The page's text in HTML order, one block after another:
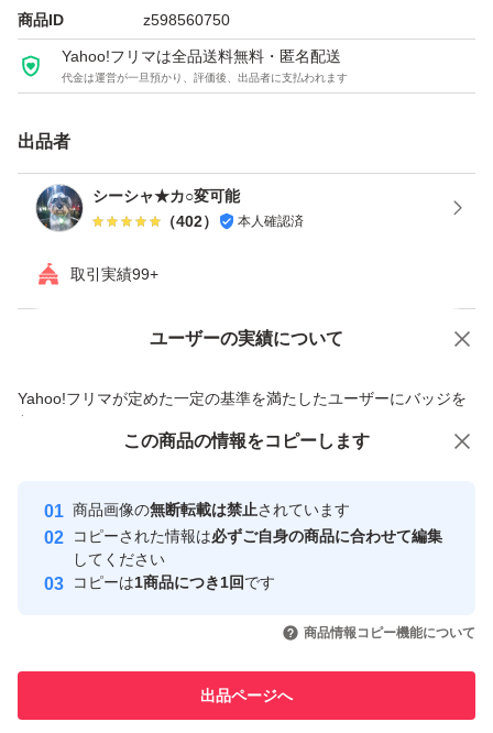
【理由】本人確認登録無し、取引評価無し、取引連絡一切
無しの方は受け取り評価をしない方が9割と確率が高いで
す。
出品商品を複数ご購入頂ける場合のみ安くなる送料差分を
お値下げいたします。ご購入前にコメントよりお知らせく
ださい
(と、明記していても非常識な値下げ交渉が多すぎます。
数百円単位で下げられるなら最初からそのお値段で出品し
【注意事項】
価格相談後お受けしても購入しない方がたくさんいます。
しない方、コチラを不快にさせる方とのお取引は出来兼ね
以上ご理解・ご了承の上ご購入ください。
#デュオザクレンジングバームホワイト
商品ID z598560750
Yahoo!フリマは全品送料無料・匿名配送
代金は運営が一旦預かり、評価後、出品者に支払われます
出品者
シーシャ★カ○変可能
（402） 本人確認済
取引実績99+
ユーザーの実績について
Yahoo!フリマが定めた一定の基準を満たしたユーザーにバッジを
付与しています
安心取引出品者
心・安全なユーザーです
取引実績
引を完了させた実績があります
での取引実績があります
価格の相談 商品への質問
この商品の情報をコピーします
商品画像の無断転載は禁止されています
コピーされた情報は必ずご自身の商品に合わせて編集
してください
コピーは1商品につき1回です
商品情報コピー機能について
出品ページへ
この商品をみている人にオススメ